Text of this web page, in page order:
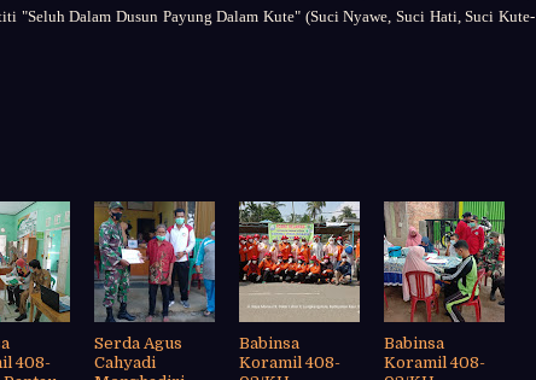
"Seluh Dalam Dusun Payung Dalam Kute" (Suci Nyawe, Suci Hati, Suci Kute-
408-
Serda Agus
Cahyadi
Babinsa
Koramil 408-
Babinsa
Koramil 408-